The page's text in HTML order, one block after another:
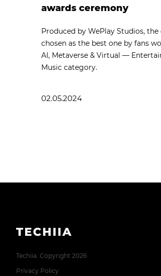
awards ceremony
Produced by WePlay Studios, the
chosen as the best one by fans
AI, Metaverse & Virtual —
Music category.
02.05.2024
Techiia. Copyright 2026
Privacy Policy